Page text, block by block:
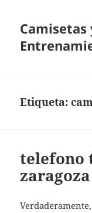
Camisetas
Etiqueta:
telefono
zaragoza